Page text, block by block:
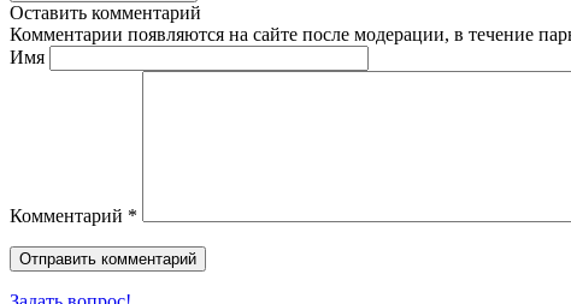
Оставить комментарий
Комментарии появляются на сайте после модерации, в течение
Имя
Комментарий *